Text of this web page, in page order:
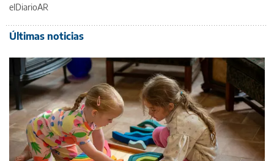
elDiarioAR
Últimas noticias